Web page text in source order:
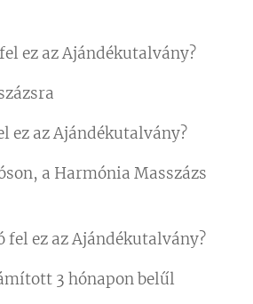
ez az Ajándékutalvány?
ez az Ajándékutalvány?
a Harmónia Masszázs
ez az Ajándékutalvány?
3 hónapon belűl